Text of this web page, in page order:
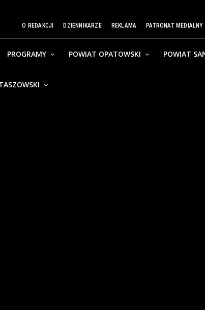
O REDAKCJI DZIENNIKARZE REKLAMA PATRONAT MEDIALNY
PROGRAMY POWIAT OPATOWSKI POWIAT